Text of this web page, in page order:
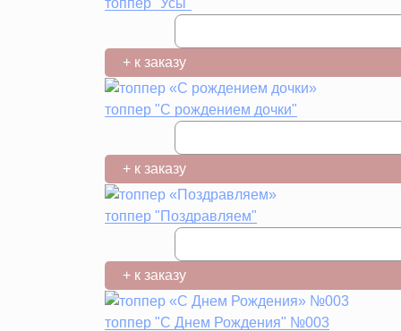
топпер "Усы"
+ к заказу
топпер "С рождением дочки"
+ к заказу
топпер "Поздравляем"
+ к заказу
топпер "С Днем Рождения" №003